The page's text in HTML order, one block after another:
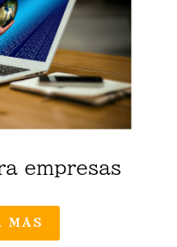
empresas
MÁS